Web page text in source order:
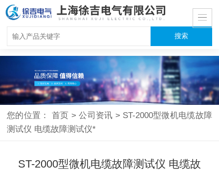
您的位置：首页 > 公司资讯 > ST-2000型微机电缆故障
测试仪 电缆故障测试仪*
ST-2000型微机电缆故障测试仪 电缆故